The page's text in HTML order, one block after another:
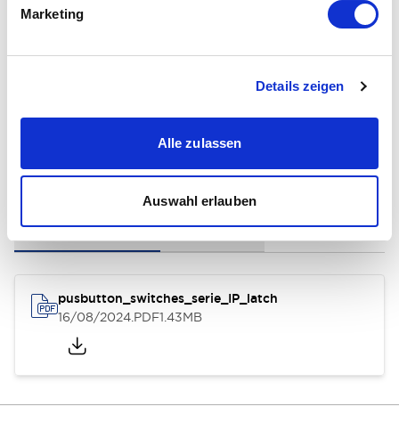
Marketing
Details zeigen
Alle zulassen
Auswahl erlauben
Environmental Specifications
General Specifications
Dokumente und Dateien
Bedienungsanleitung 3D-CAD-Datei
pusbutton_switches_serie_IP_latch
16/08/2024.PDF1.43MB